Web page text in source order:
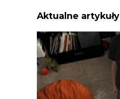
Aktualne artykuły